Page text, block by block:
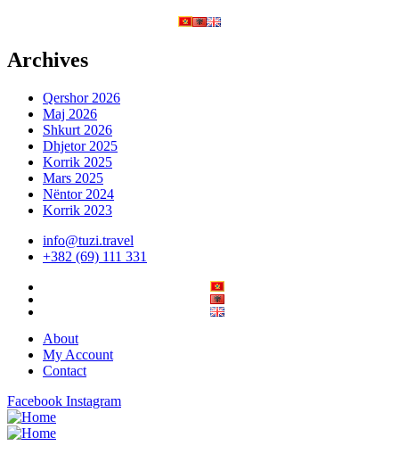
Archives
Qershor 2026
Maj 2026
Shkurt 2026
Dhjetor 2025
Korrik 2025
Mars 2025
Nëntor 2024
Korrik 2023
info@tuzi.travel
+382 (69) 111 331
About
My Account
Contact
Facebook Instagram